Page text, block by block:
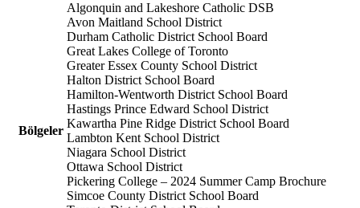
Bölgeler
Algonquin and Lakeshore Catholic DSB
Avon Maitland School District
Durham Catholic District School Board
Great Lakes College of Toronto
Greater Essex County School District
Halton District School Board
Hamilton-Wentworth District School Board
Hastings Prince Edward School District
Kawartha Pine Ridge District School Board
Lambton Kent School District
Niagara School District
Ottawa School District
Pickering College – 2024 Summer Camp Brochure
Simcoe County District School Board